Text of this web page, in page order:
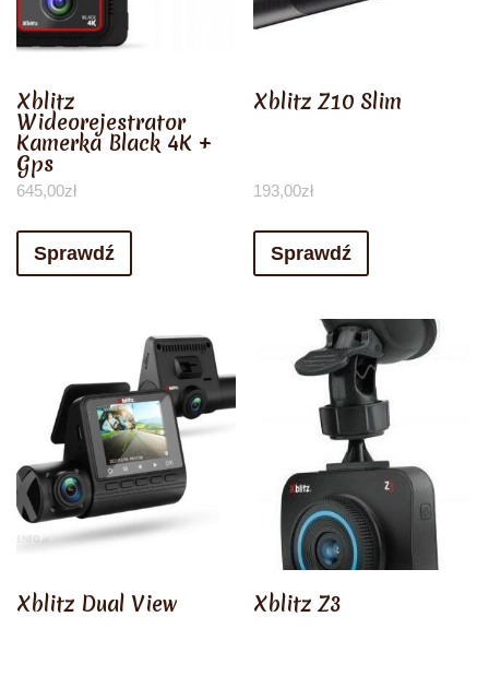
Xblitz
Wideorejestrator
Kamerka Black 4K +
Gps
645,00zł
Sprawdź
Xblitz Z10 Slim
193,00zł
Sprawdź
Xblitz Dual View Xblitz Z3